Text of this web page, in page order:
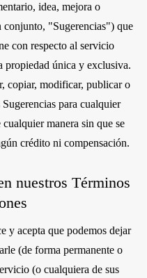
idea, mejora o
conjunto, "Sugerencias") que
con respecto al servicio
propiedad única y exclusiva.
copiar, modificar, publicar o
para cualquier
manera sin que se
crédito ni compensación.
nuestros Términos
y acepta que podemos dejar
(de forma permanente o
(o cualquiera de sus